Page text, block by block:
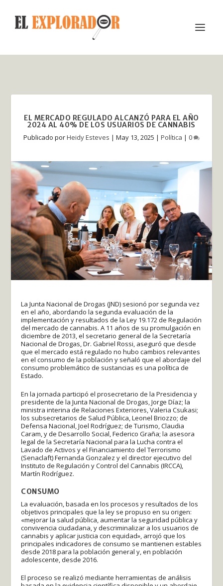
EL MERCADO REGULADO ALCANZÓ PARA EL AÑO
2024 AL 40% DE LOS USUARIOS DE CANNABIS
Publicado porHeidy Esteves | May 13, 2025 | Política | 0
La Junta Nacional de Drogas (JND) sesionó por segunda vez
en el año, abordando la segunda evaluación de la
implementación y resultados de la Ley 19.172 de Regulación
del mercado de cannabis. A 11 años de su promulgación en
diciembre de 2013, el secretario general de la Secretaría
Nacional de Drogas, Dr. Gabriel Rossi, aseguró que desde
que el mercado está regulado no hubo cambios relevantes
en el consumo de la población y señaló que el abordaje del
consumo problemático de sustancias es una política de
Estado.
En la jornada participó el prosecretario de la Presidencia y
presidente de la Junta Nacional de Drogas, Jorge Díaz; la
ministra interina de Relaciones Exteriores, Valeria Csukasi;
los subsecretarios de Salud Pública, Leonel Briozzo; de
Defensa Nacional, Joel Rodríguez; de Turismo, Claudia
Caram, y de Desarrollo Social, Federico Graña; la asesora
legal de la Secretaría Nacional para la Lucha contra el
Lavado de Activos y el Financiamiento del Terrorismo
(Senaclaft) Fernanda Gonzalez y el director ejecutivo del
Instituto de Regulación y Control del Cannabis (IRCCA),
Martín Rodríguez.
CONSUMO
La evaluación, basada en los procesos y resultados de los
objetivos principales que la ley se propuso en su origen:
«mejorar la salud pública, aumentar la seguridad pública y
convivencia ciudadana, y descriminalizar a los usuarios de
cannabis y aplicar justicia con equidad», arrojó que los
principales indicadores de consumo se mantienen estables
desde 2018 para la población general y, en población
adolescente, desde 2016.
El proceso se realizó mediante herramientas de análisis